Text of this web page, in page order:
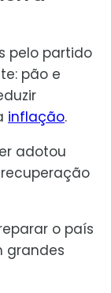
pelo partido
pão e
inflação.
adotou
o país
grandes